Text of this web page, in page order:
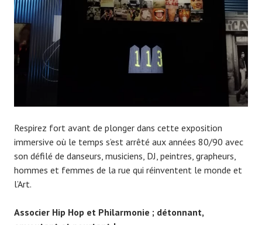
9
Respirez fort avant de plonger dans cette exposition
immersive où le temps s’est arrêté aux années 80/90 avec
son défilé de danseurs, musiciens, DJ, peintres, grapheurs,
hommes et femmes de la rue qui réinventent le monde et
l’Art.
Associer Hip Hop et Philarmonie ; détonnant,